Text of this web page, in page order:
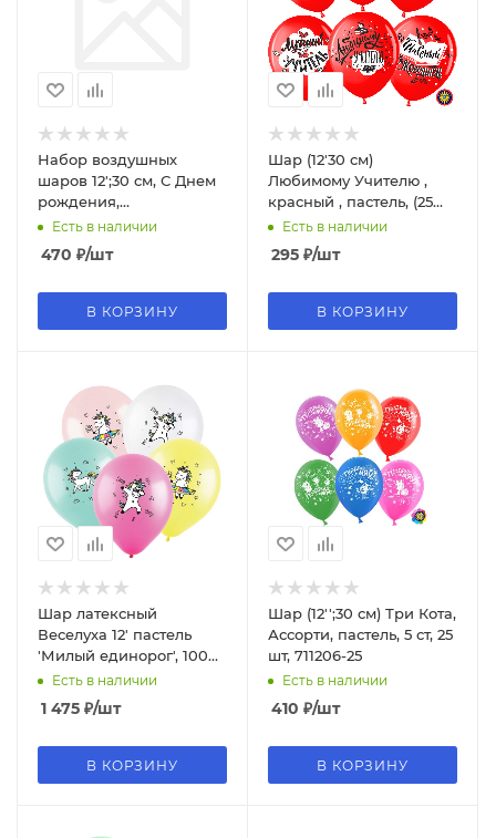
Набор воздушных
шаров 12';30 см, С Днем
рождения,
поздравления, пастель,
(50 шт;уп), 412549-50
Есть в наличии
470 ₽/шт
В КОРЗИНУ
Шар (12'30 см)
Любимому Учителю ,
красный , пастель, (25
шт;уп), 711417-25
Есть в наличии
295 ₽/шт
В КОРЗИНУ
Шар латексный
Веселуха 12' пастель
'Милый единорог', 100
шт.;уп., 8122038
Есть в наличии
1 475 ₽/шт
В КОРЗИНУ
Шар (12'';30 см) Три Кота,
Ассорти, пастель, 5 ст, 25
шт, 711206-25
Есть в наличии
410 ₽/шт
В КОРЗИНУ